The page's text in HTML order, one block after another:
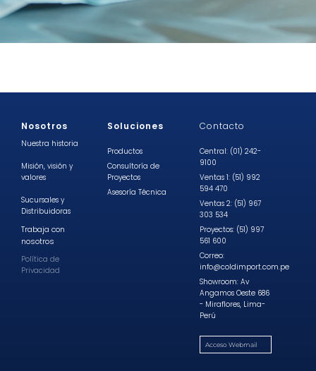
Nosotros
Nuestra historia
Misión, visión y
valores
Sucursales y
Distribuidoras
Trabaja con
nosotros
Política de
Privacidad
Soluciones
Productos
Consultoría de
Proyectos
Asesoría Técnica
Contacto
Central: (01) 242-
9100
Ventas 1: (51) 992
594 470
Ventas 2: (51) 967
303 534
Proyectos: (51) 997
561 600
Correo:
info@coldimport.com.pe
Showroom: Av
Angamos Oeste 686
- Miraflores, Lima-
Perú
Acceso Webmail